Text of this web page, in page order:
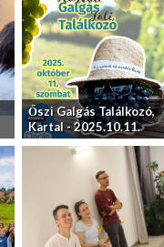
Őszi Galgás Találkozó,
Kartal - 2025.10.11.